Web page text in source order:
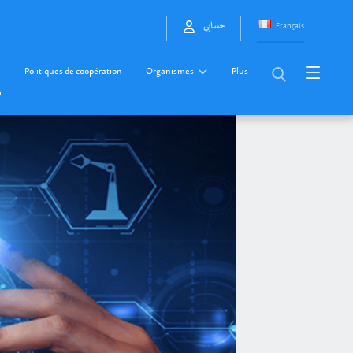
Français حسابي
Politiques de coopération Organismes Plus